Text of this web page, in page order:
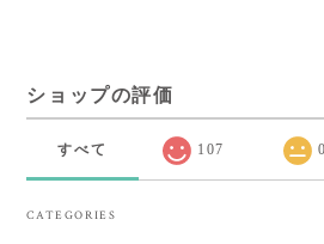
ショップの評価
すべて 107 0
CATEGORIES